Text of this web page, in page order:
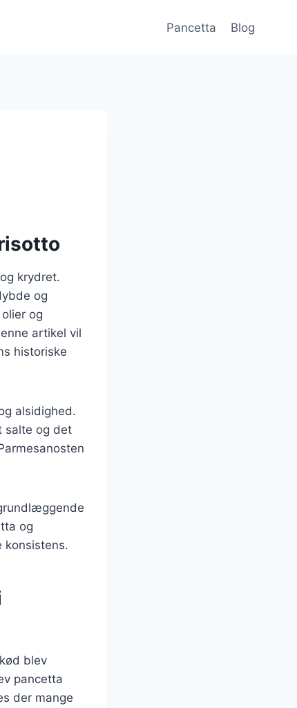
Pancetta Blog
krydret.
og
og
artikel vil
historiske
alsidighed.
salte og det
og
konsistens.
blev
pancetta
der mange